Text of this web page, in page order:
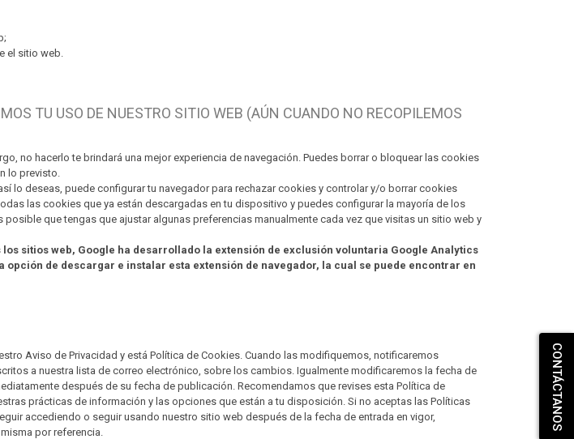
el sitio web.
TU USO DE NUESTRO SITIO WEB (AÚN CUANDO NO RECOPILEMOS
no hacerlo te brindará una mejor experiencia de navegación. Puedes borrar o bloquear las cookies
lo previsto.
lo deseas, puede configurar tu navegador para rechazar cookies y controlar y/o borrar cookies
las cookies que ya están descargadas en tu dispositivo y puedes configurar la mayoría de los
que tengas que ajustar algunas preferencias manualmente cada vez que visitas un sitio web y
sitios web, Google ha desarrollado la extensión de exclusión voluntaria Google Analytics
de descargar e instalar esta extensión de navegador, la cual se puede encontrar en
Aviso de Privacidad y está Política de Cookies. Cuando las modifiquemos, notificaremos
a nuestra lista de correo electrónico, sobre los cambios. Igualmente modificaremos la fecha de
después de su fecha de publicación. Recomendamos que revises esta Política de
prácticas de información y las opciones que están a tu disposición. Si no aceptas las Políticas
accediendo o seguir usando nuestro sitio web después de la fecha de entrada en vigor,
por referencia.
CONTÁCTANOS